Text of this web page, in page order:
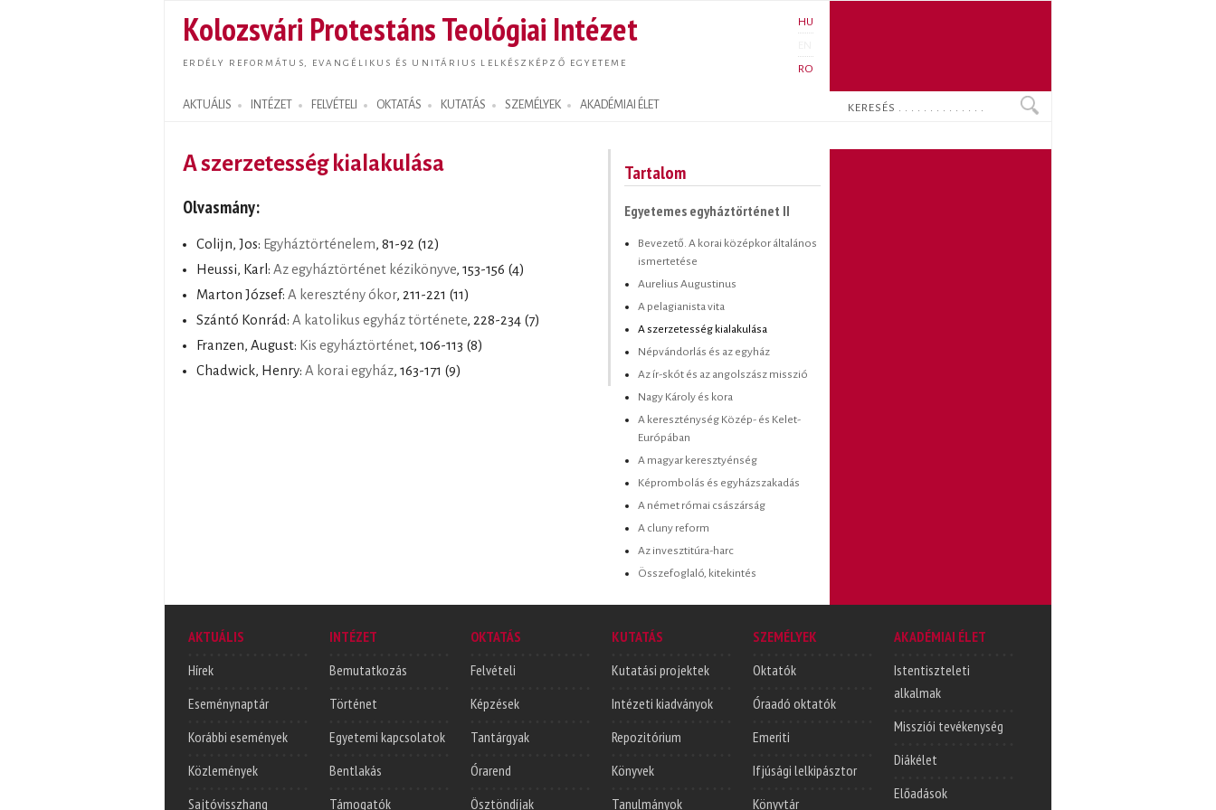
tartalomra
Kolozsvári Protestáns Teológiai Intézet
ERDÉLY REFORMÁTUS, EVANGÉLIKUS ÉS UNITÁRIUS LELKÉSZKÉPZŐ EGYETEME
HU
RO
AKTUÁLIS INTÉZET FELVÉTELI OKTATÁS KUTATÁS SZEMÉLYEK AKADÉMIAI ÉLET
Search form
Keresés
A szerzetesség kialakulása
Olvasmány:
Colijn, Jos: Egyháztörténelem, 81-92 (12)
Heussi, Karl: Az egyháztörténet kézikönyve, 153-156 (4)
Marton József: A keresztény ókor, 211-221 (11)
Szántó Konrád: A katolikus egyház története, 228-234 (7)
Franzen, August: Kis egyháztörténet, 106-113 (8)
Chadwick, Henry: A korai egyház, 163-171 (9)
Tartalom
Egyetemes egyháztörténet II
Bevezető. A korai középkor általános
ismertetése
Aurelius Augustinus
A pelagianista vita
A szerzetesség kialakulása
Népvándorlás és az egyház
Az ír-skót és az angolszász misszió
Nagy Károly és kora
A kereszténység Közép- és Kelet-
Európában
A magyar keresztyénség
Képrombolás és egyházszakadás
A német római császárság
A cluny reform
Az invesztitúra-harc
Összefoglaló, kitekintés
AKTUÁLIS
Hírek
Eseménynaptár
Korábbi események
Közlemények
Sajtóvisszhang
INTÉZET
Bemutatkozás
Történet
Egyetemi kapcsolatok
Bentlakás
Támogatók
OKTATÁS
Felvételi
Képzések
Tantárgyak
Órarend
Ösztöndíjak
KUTATÁS
Kutatási projektek
Intézeti kiadványok
Repozitórium
Könyvek
Tanulmányok
SZEMÉLYEK
Oktatók
Óraadó oktatók
Emeriti
Ifjúsági lelkipásztor
Könyvtár
AKADÉMIAI ÉLET
Istentiszteleti
alkalmak
Missziói tevékenység
Diákélet
Előadások